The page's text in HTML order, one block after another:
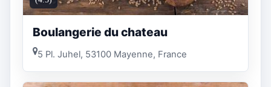
Boulangerie du chateau
5 Pl. Juhel, 53100 Mayenne, France